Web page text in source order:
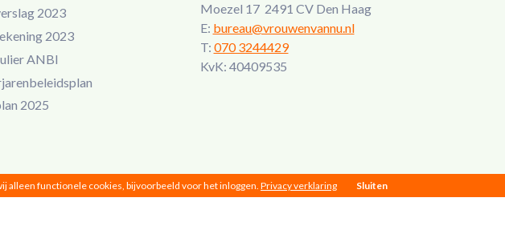
2023
2023
ANBI
2025
Moezel 17 2491 CV Den Haag
E: bureau@vrouwenvannu.nl
T: 070 3244429
KvK: 40409535
alleen functionele cookies, bijvoorbeeld voor het inloggen. Privacy verklaring Sluiten